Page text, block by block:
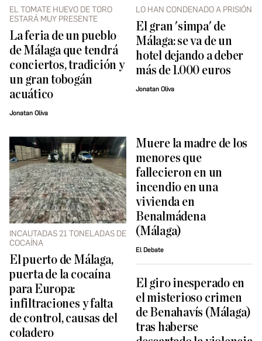
EL TOMATE HUEVO DE TORO
ESTARÁ MUY PRESENTE
La feria de un pueblo
de Málaga que tendrá
conciertos, tradición y
un gran tobogán
acuático
Jonatan Oliva
LO HAN CONDENADO A PRISIÓN
El gran 'simpa' de
Málaga: se va de un
hotel dejando a deber
más de 1.000 euros
Jonatan Oliva
INCAUTADAS 21 TONELADAS DE
COCAÍNA
El puerto de Málaga,
puerta de la cocaína
para Europa:
infiltraciones y falta
de control, causas del
coladero
Muere la madre de los
menores que
fallecieron en un
incendio en una
vivienda en
Benalmádena
(Málaga)
El Debate
El giro inesperado en
el misterioso crimen
de Benahavís (Málaga)
tras haberse